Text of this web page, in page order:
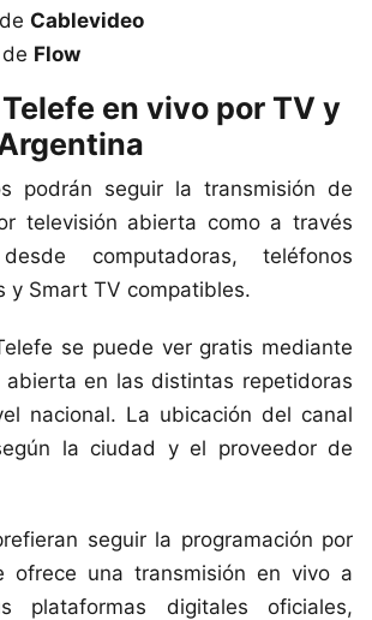
Cablevideo
Flow
en vivo por TV y
podrán seguir la transmisión de
televisión abierta como a través
computadoras, teléfonos
y Smart TV compatibles.
se puede ver gratis mediante
en las distintas repetidoras
nacional. La ubicación del canal
la ciudad y el proveedor de
seguir la programación por
ofrece una transmisión en vivo a
plataformas digitales oficiales,